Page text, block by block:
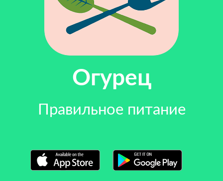
Огурец
Правильное питание